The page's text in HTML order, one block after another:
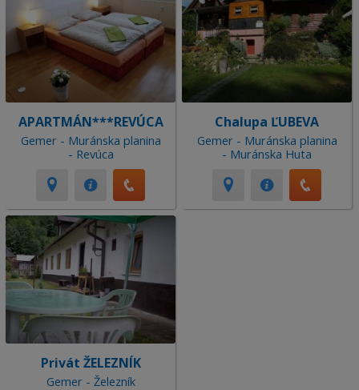
APARTMÁN***REVÚCA
Gemer - Muránska planina
- Revúca
Chalupa ĽUBEVA
Gemer - Muránska planina
- Muránska Huta
Privát ŽELEZNÍK
Gemer - Železník